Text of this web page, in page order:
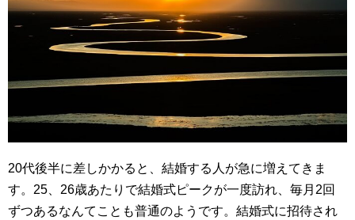
20代後半に差しかかると、結婚する人が急に増えてきま
す。25、26歳あたりで結婚式ピークが一度訪れ、毎月2回
ずつあるなんてことも普通のようです。結婚式に招待され